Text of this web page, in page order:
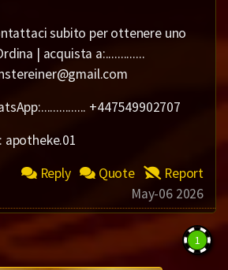
subito per ottenere uno
| acquista a:.............
+447549902707
apotheke.01
Reply
Quote
Report
May-06 2026
1